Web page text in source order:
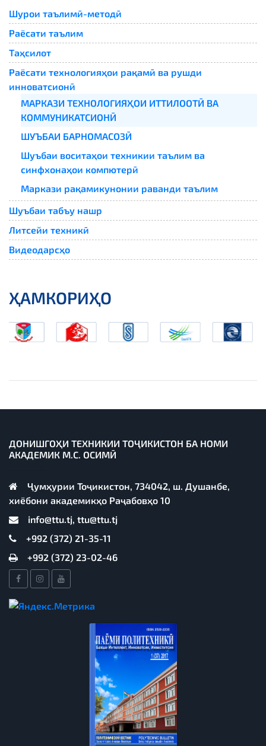
Шурои таълимӣ-методӣ
Раёсати таълим
Таҳсилот
Раёсати технологияҳои рақамӣ ва рушди
инноватсионӣ
МАРКАЗИ ТЕХНОЛОГИЯҲОИ ИТТИЛООТӢ ВА
КОММУНИКАТСИОНӢ
ШУЪБАИ БАРНОМАСОЗӢ
Шуъбаи воситаҳои техникии таълим ва
синфхонаҳои компютерӣ
Маркази рақамикунонии раванди таълим
Шуъбаи табъу нашр
Литсейи техникӣ
Видеодарсҳо
ҲАМКОРИҲО
ДОНИШГОҲИ ТЕХНИКИИ ТОҶИКИСТОН БА НОМИ
АКАДЕМИК М.С. ОСИМӢ
Ҷумҳурии Тоҷикистон, 734042, ш. Душанбе,
хиёбони академикҳо Раҷабовҳо 10
info@ttu.tj, ttu@ttu.tj
+992 (372) 21-35-11
+992 (372) 23-02-46